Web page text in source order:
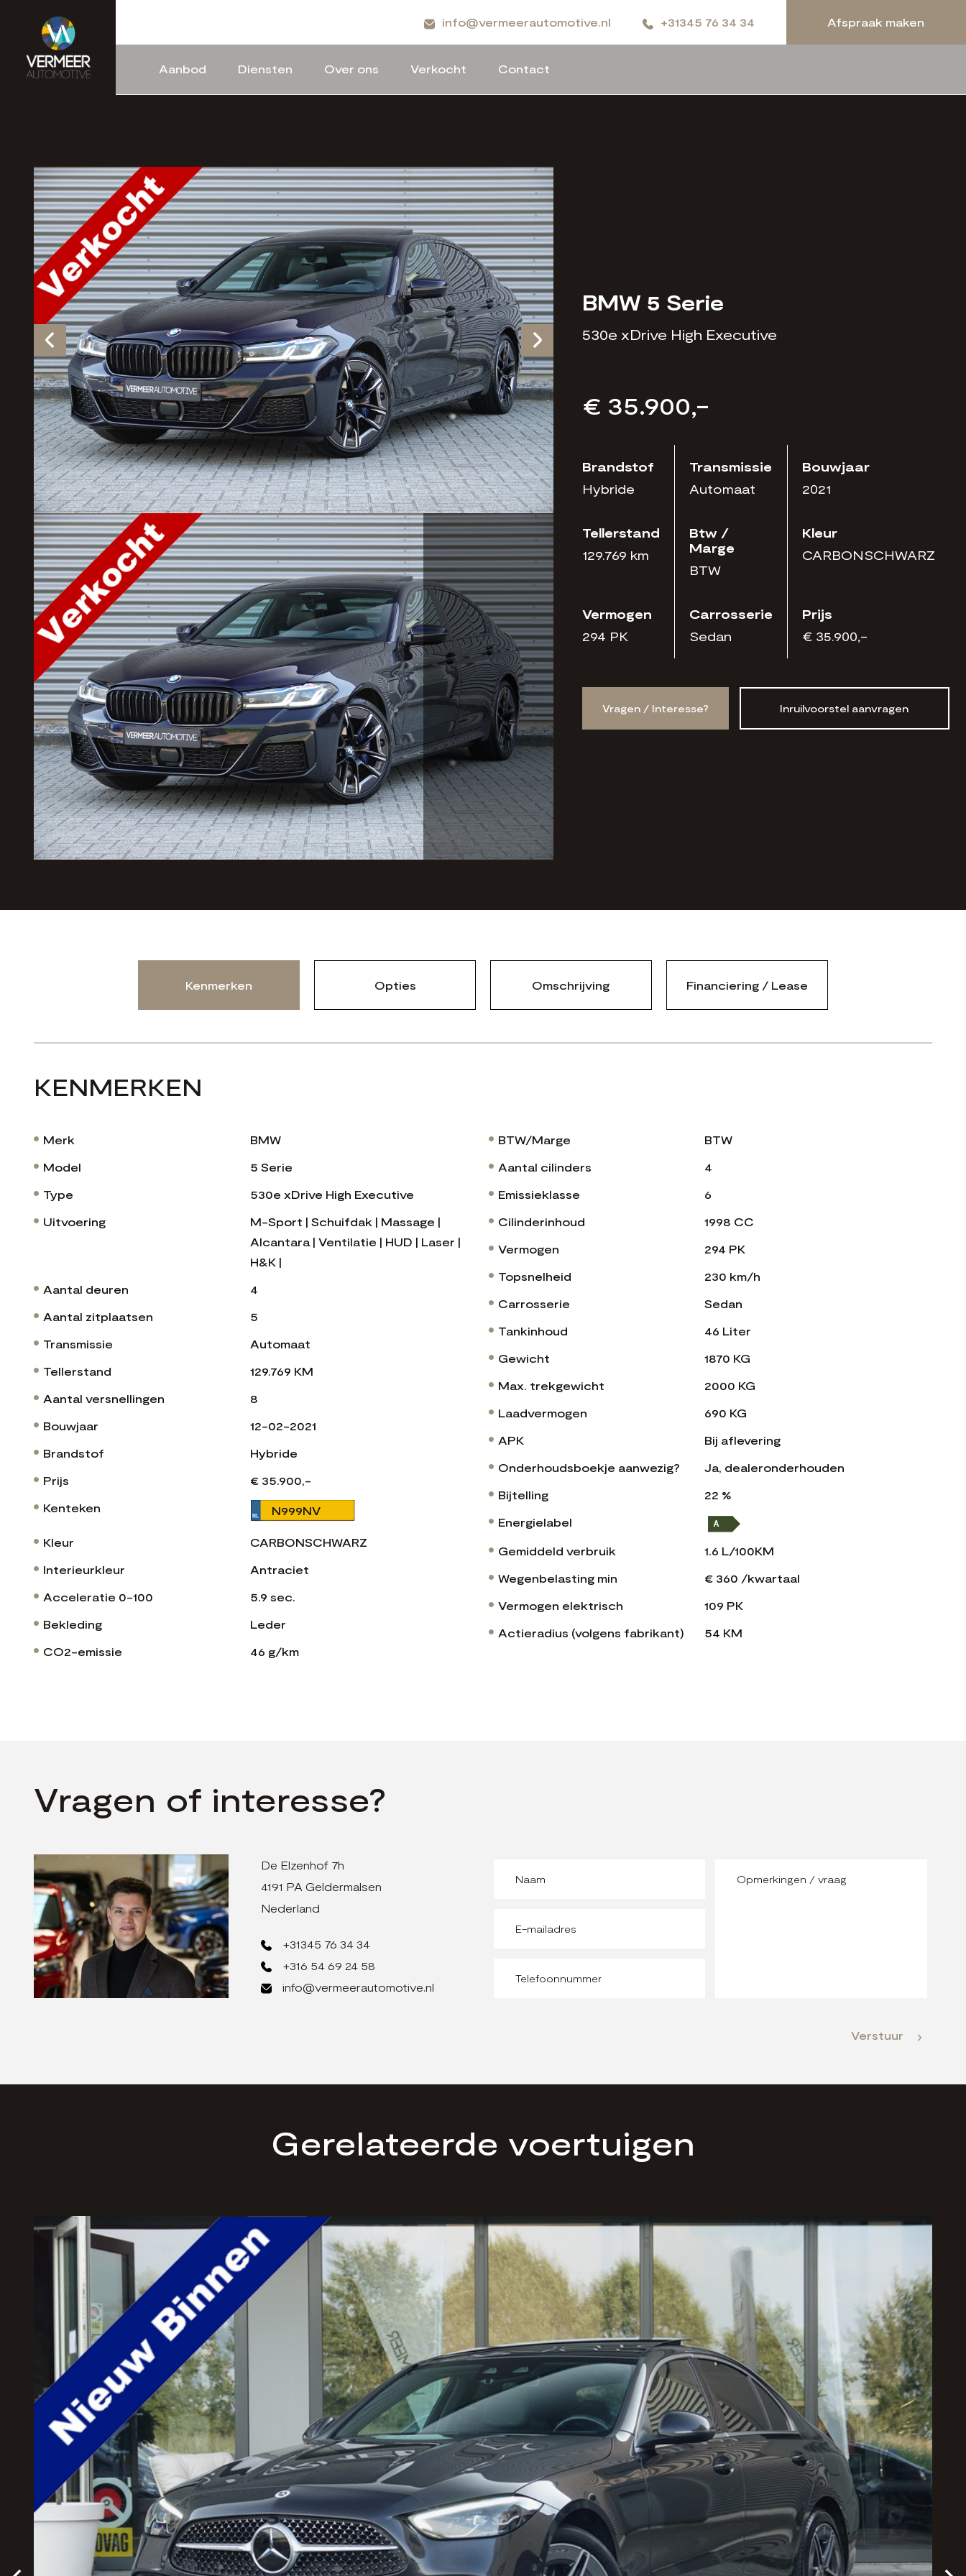
info@vermeerautomotive.nl +31345 76 34 34 Afspraak maken
Aanbod Diensten Over ons Verkocht Contact
BMW 5 Serie
530e xDrive High Executive
€ 35.900,-
Brandstof
Hybride
Transmissie
Automaat
Bouwjaar
2021
Tellerstand
129.769 km
Btw /
Marge
BTW
Kleur
CARBONSCHWARZ
Vermogen
294 PK
Carrosserie
Sedan
Prijs
€ 35.900,-
Vragen / Interesse? Inruilvoorstel aanvragen
Kenmerken Opties Omschrijving Financiering / Lease
KENMERKEN
Merk
BMW
Model
5 Serie
Type
530e xDrive High Executive
Uitvoering
M-Sport | Schuifdak | Massage |
Alcantara | Ventilatie | HUD | Laser |
H&K |
Aantal deuren
4
Aantal zitplaatsen
5
Transmissie
Automaat
Tellerstand
129.769 KM
Aantal versnellingen
8
Bouwjaar
12-02-2021
Brandstof
Hybride
Prijs
€ 35.900,-
Kenteken
N999NV
Kleur
CARBONSCHWARZ
Interieurkleur
Antraciet
Acceleratie 0-100
5.9 sec.
Bekleding
Leder
CO2-emissie
46 g/km
BTW/Marge
BTW
Aantal cilinders
4
Emissieklasse
6
Cilinderinhoud
1998 CC
Vermogen
294 PK
Topsnelheid
230 km/h
Carrosserie
Sedan
Tankinhoud
46 Liter
Gewicht
1870 KG
Max. trekgewicht
2000 KG
Laadvermogen
690 KG
APK
Bij aflevering
Onderhoudsboekje aanwezig?
Ja, dealeronderhouden
Bijtelling
22 %
Energielabel
Gemiddeld verbruik
1.6 L/100KM
Wegenbelasting min
€ 360 /kwartaal
Vermogen elektrisch
109 PK
Actieradius (volgens fabrikant)
54 KM
Vragen of interesse?
De Elzenhof 7h
4191 PA Geldermalsen
Nederland
+31345 76 34 34
+316 54 69 24 58
info@vermeerautomotive.nl
Verstuur
Gerelateerde voertuigen